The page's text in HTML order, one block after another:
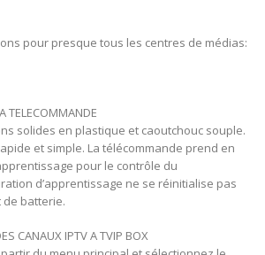
pour presque tous les centres de médias:
TELECOMMANDE
solides en plastique et caoutchouc souple.
et simple. La télécommande prend en
pour le contrôle du
d’apprentissage ne se réinitialise pas
de batterie.
CANAUX IPTV A TVIP BOX